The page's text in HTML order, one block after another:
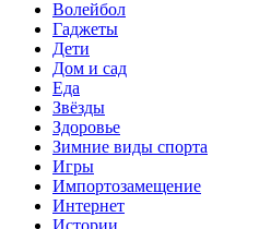
Волейбол
Гаджеты
Дети
Дом и сад
Еда
Звёзды
Здоровье
Зимние виды спорта
Игры
Импортозамещение
Интернет
Истории